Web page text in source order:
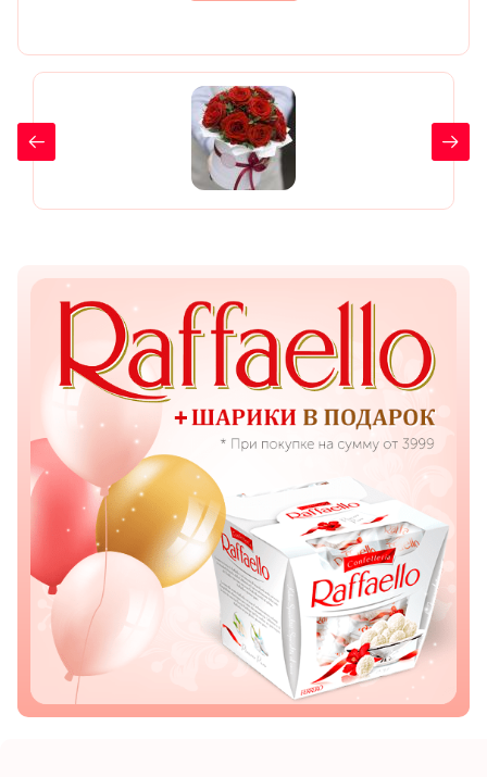
Цветы любимой
Цветы дочери
Цветы сестре
Показать еще
Цветы
Подсолнухи
Лизиантусы
Хризантемы
Лилии
Орхидеи